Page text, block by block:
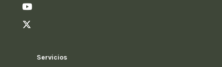
Servicios